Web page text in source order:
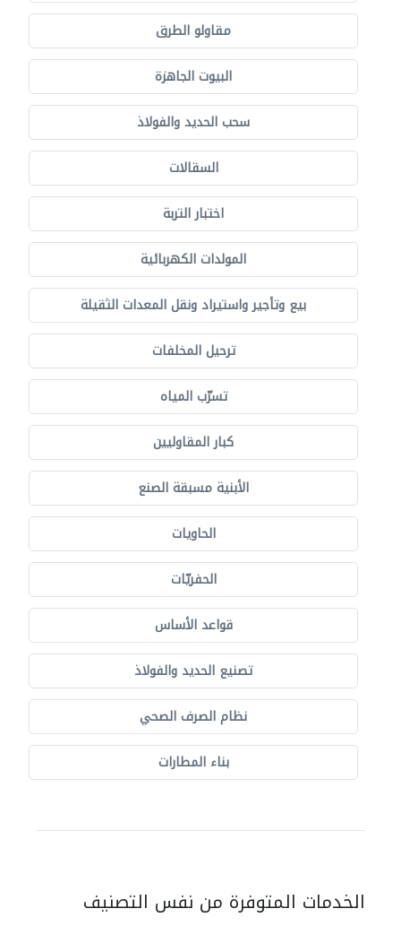
مقاولو الطرق
البيوت الجاهزة
سحب الحديد والفولاذ
السقالات
اختبار التربة
المولدات الكهربائية
بيع وتأجير واستيراد ونقل المعدات الثقيلة
ترحيل المخلفات
تسرّب المياه
كبار المقاوليين
الأبنية مسبقة الصنع
الحاويات
الحفريّات
قواعد الأساس
تصنيع الحديد والفولاذ
نظام الصرف الصحي
بناء المطارات
الخدمات المتوفرة من نفس التصنيف